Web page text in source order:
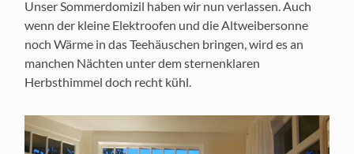
Unser Sommerdomizil haben wir nun verlassen. Auch
wenn der kleine Elektroofen und die Altweibersonne
noch Wärme in das Teehäuschen bringen, wird es an
manchen Nächten unter dem sternenklaren
Herbsthimmel doch recht kühl.